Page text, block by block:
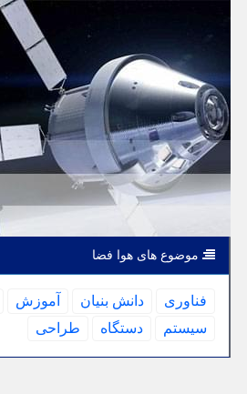
موضوع های هوا فضا
فناوری دانش بنیان آموزش
سیستم
دستگاه طراحی